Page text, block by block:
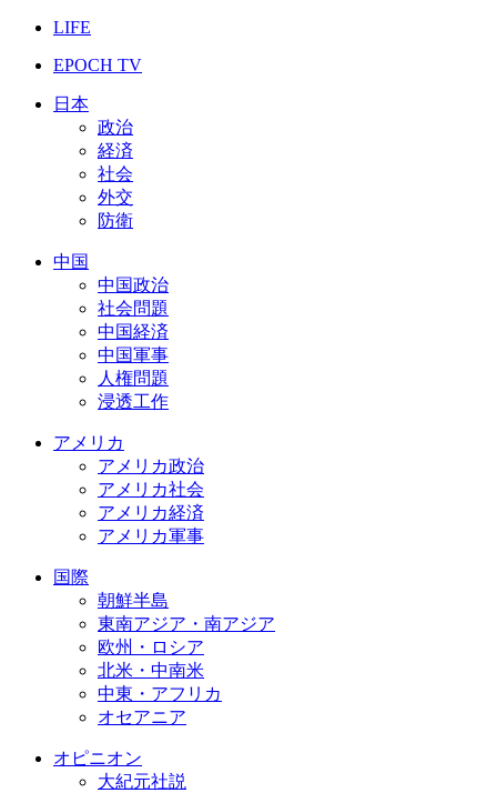
LIFE
EPOCH TV
日本
政治
経済
社会
外交
防衛
中国
中国政治
社会問題
中国経済
中国軍事
人権問題
浸透工作
アメリカ
アメリカ政治
アメリカ社会
アメリカ経済
アメリカ軍事
国際
朝鮮半島
東南アジア・南アジア
欧州・ロシア
北米・中南米
中東・アフリカ
オセアニア
オピニオン
大紀元社説